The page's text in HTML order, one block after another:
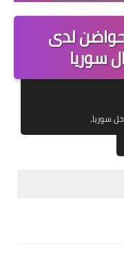
داخل سوريا
في العراق
في اليمن
لدى
سوريا،